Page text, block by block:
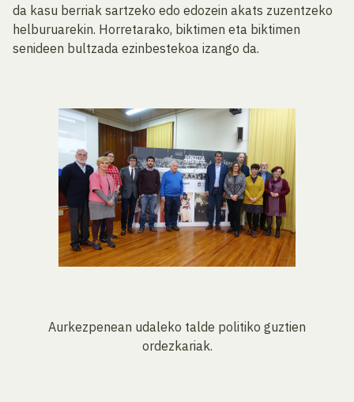
da kasu berriak sartzeko edo edozein akats zuzentzeko
helburuarekin. Horretarako, biktimen eta biktimen
senideen bultzada ezinbestekoa izango da.
Aurkezpenean udaleko talde politiko guztien
ordezkariak.